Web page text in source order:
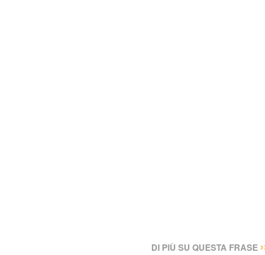
DI PIÙ SU QUESTA FRASE